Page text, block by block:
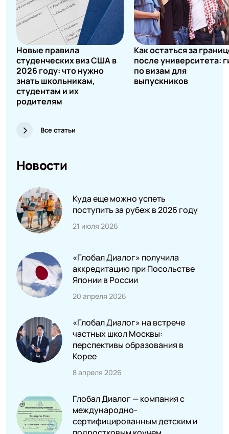
Новые правила
студенческих виз США в
2026 году: что нужно
знать школьникам,
студентам и их
родителям
Как остаться за
после университета:
по визам для
выпускников
Все статьи
Новости
Куда еще можно успеть
поступить за рубеж в 2026 году
21 июля 2026
«Глобал Диалог» получила
аккредитацию при Посольстве
Японии в России
20 апреля 2026
«Глобал Диалог» на встрече
частных школ Москвы:
перспективы образования в
Корее
8 апреля 2026
Глобал Диалог — компания с
международно-
сертифицированным детским и